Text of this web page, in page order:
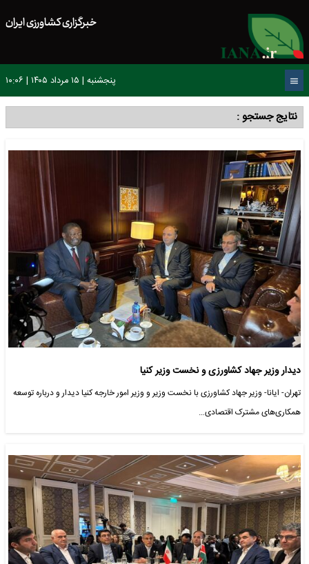
خبرگزاری کشاورزی ایران
پنجشنبه | ۱۵ مرداد ۱۴۰۵ | ۱۰:۰۶
نتایج جستجو :
دیدار وزیر جهاد کشاورزی و نخست وزیر کنیا
تهران- ایانا- وزیر جهاد کشاورزی با نخست وزیر و وزیر امور خارجه کنیا دیدار و درباره توسعه
همکاری‌های مشترک اقتصادی…